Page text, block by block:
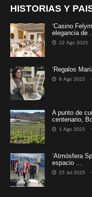
HISTORIAS Y
‘Casino
elegancia de ...
22 Ago 2025
‘Regalos
8 Ago 2025
A punto de
centenario,
1 Ago 2025
‘Atmósfera
espacio ...
25 Jul 2025